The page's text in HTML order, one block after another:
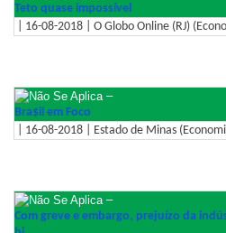
Teto quase impossível
| 16-08-2018 | O Globo Online (RJ)
–
Bra$il em Foco
| 16-08-2018 | Estado de Minas
–
Com greve e embargo, prejuízo da